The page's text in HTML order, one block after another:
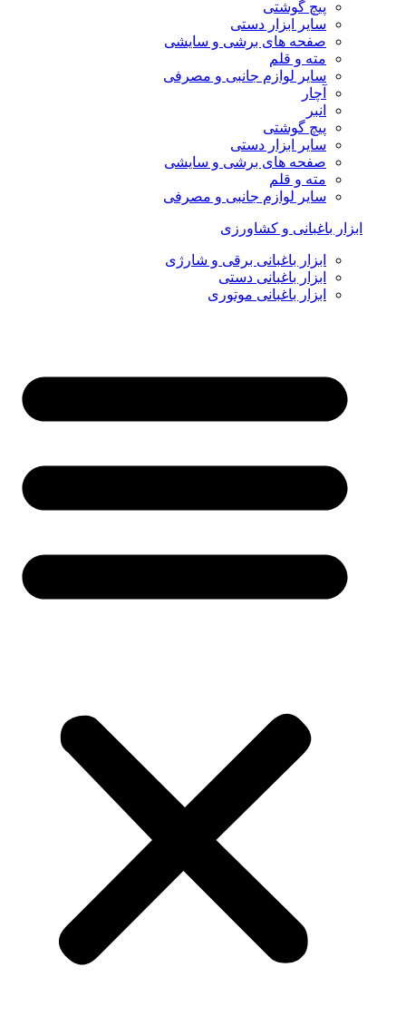
پیچ گوشتی
سایر ابزار دستی
صفحه های برشی و سایشی
مته و قلم
سایر لوازم جانبی و مصرفی
آچار
انبر
پیچ گوشتی
سایر ابزار دستی
صفحه های برشی و سایشی
مته و قلم
سایر لوازم جانبی و مصرفی
ابزار باغبانی و کشاورزی
ابزار باغبانی برقی و شارژی
ابزار باغبانی دستی
ابزار باغبانی موتوری